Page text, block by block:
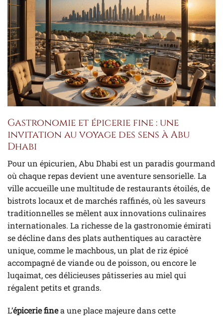
Gastronomie et épicerie fine : une
invitation au voyage des sens à Abu
Dhabi
Pour un épicurien, Abu Dhabi est un paradis gourmand
où chaque repas devient une aventure sensorielle. La
ville accueille une multitude de restaurants étoilés, de
bistrots locaux et de marchés raffinés, où les saveurs
traditionnelles se mêlent aux innovations culinaires
internationales. La richesse de la gastronomie émirati
se décline dans des plats authentiques au caractère
unique, comme le machbous, un plat de riz épicé
accompagné de viande ou de poisson, ou encore le
luqaimat, ces délicieuses pâtisseries au miel qui
régalent petits et grands.
L’épicerie finea une place majeure dans cette